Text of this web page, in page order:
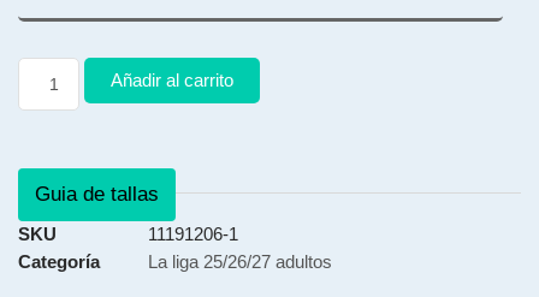
Añadir al carrito
Guia de tallas
SKU
11191206-1
Categoría
La liga 25/26/27 adultos